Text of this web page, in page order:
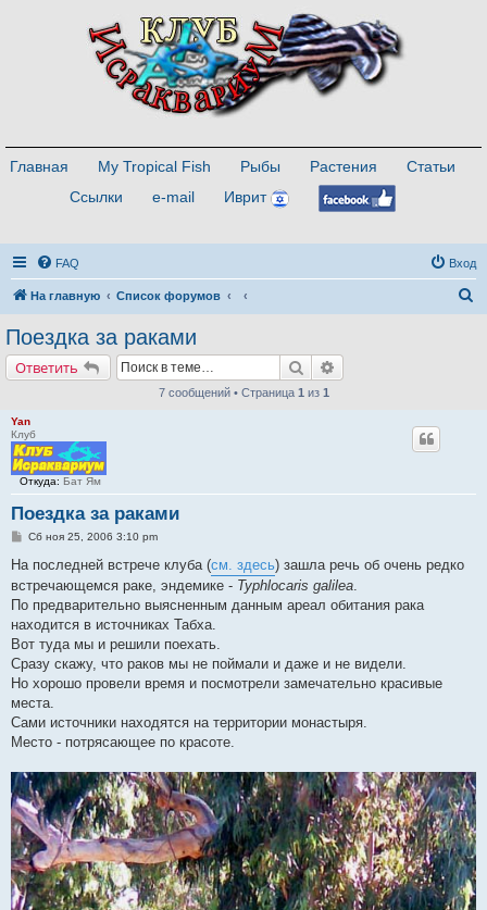
Главная My Tropical Fish Рыбы Растения
Статьи
Ссылки
e-mail Иврит
FAQ Вход
На главную Список форумов
Поездка за раками
Ответить Поиск
7 сообщений • Страница 1 из 1
Yan
Клуб
Откуда: Бат Ям
Поездка за раками
С
о
щ
е
н
и
е
Сб ноя 25, 2006 3:10 pm
На последней встрече клуба (см. здесь) зашла речь об очень редко
встречающемся раке, эндемике - Typhlocaris galilea.
По предварительно выясненным данным ареал обитания рака
находится в источниках Табха.
Вот туда мы и решили поехать.
Сразу скажу, что раков мы не поймали и даже и не видели.
Но хорошо провели время и посмотрели замечательно красивые
места.
Сами источники находятся на территории монастыря.
Место - потрясающее по красоте.